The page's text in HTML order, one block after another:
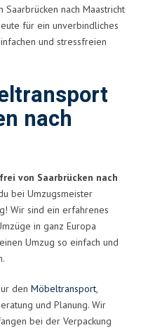
nach Maastricht
für ein unverbindliches
und stressfreien
nach
von Saarbrücken nach
bei Umzugsmeister
Wir sind ein erfahrenes
in ganz Europa
Umzug so einfach und
den Möbeltransport,
und Planung. Wir
bei der Verpackung